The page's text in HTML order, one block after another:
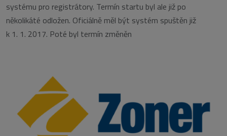
systému pro registrátory. Termín startu byl ale již po
několikáté odložen. Oficiálně měl být systém spuštěn již
k 1. 1. 2017. Poté byl termín změněn